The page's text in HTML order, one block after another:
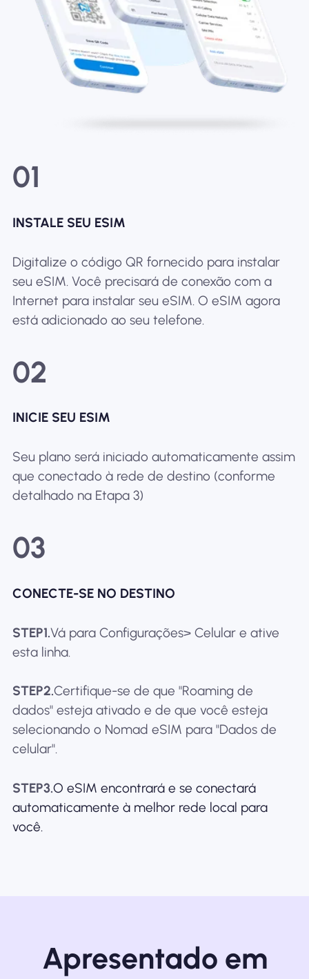
01
INSTALE SEU ESIM
Digitalize o código QR fornecido para instalar
seu eSIM. Você precisará de conexão com a
Internet para instalar seu eSIM. O eSIM agora
está adicionado ao seu telefone.
02
INICIE SEU ESIM
Seu plano será iniciado automaticamente assim
que conectado à rede de destino (conforme
detalhado na Etapa 3)
03
CONECTE-SE NO DESTINO
STEP1.Vá para Configurações> Celular e ative
esta linha.
STEP2.Certifique-se de que "Roaming de
dados" esteja ativado e de que você esteja
selecionando o Nomad eSIM para "Dados de
celular".
STEP3.O eSIM encontrará e se conectará
automaticamente à melhor rede local para
você.
Apresentado em